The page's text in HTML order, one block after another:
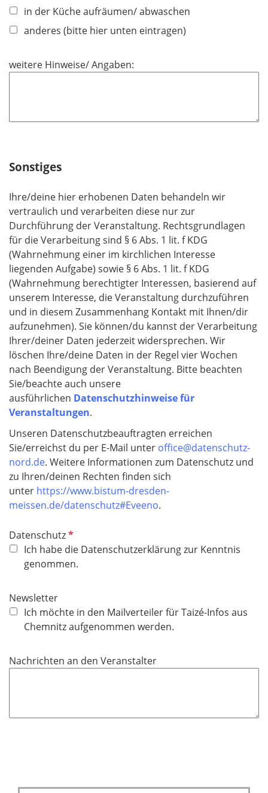
in der Küche aufräumen/ abwaschen
anderes (bitte hier unten eintragen)
weitere Hinweise/ Angaben:
Sonstiges
Ihre/deine hier erhobenen Daten behandeln wir
vertraulich und verarbeiten diese nur zur
Durchführung der Veranstaltung. Rechtsgrundlagen
für die Verarbeitung sind § 6 Abs. 1 lit. f KDG
(Wahrnehmung einer im kirchlichen Interesse
liegenden Aufgabe) sowie § 6 Abs. 1 lit. f KDG
(Wahrnehmung berechtigter Interessen, basierend auf
unserem Interesse, die Veranstaltung durchzuführen
und in diesem Zusammenhang Kontakt mit Ihnen/dir
aufzunehmen). Sie können/du kannst der Verarbeitung
Ihrer/deiner Daten jederzeit widersprechen. Wir
löschen Ihre/deine Daten in der Regel vier Wochen
nach Beendigung der Veranstaltung. Bitte beachten
Sie/beachte auch unsere
ausführlichen Datenschutzhinweise für
Veranstaltungen.
Unseren Datenschutzbeauftragten erreichen
Sie/erreichst du per E-Mail unter office@datenschutz-
nord.de. Weitere Informationen zum Datenschutz und
zu Ihren/deinen Rechten finden sich
unter https://www.bistum-dresden-
meissen.de/datenschutz#Eveeno.
DatenschutzP
f
l
h
l
Ich habe die Datenschutzerklärung zur Kenntnis
genommen.
Newsletter
Ich möchte in den Mailverteiler für Taizé-Infos aus
Chemnitz aufgenommen werden.
Nachrichten an den Veranstalter